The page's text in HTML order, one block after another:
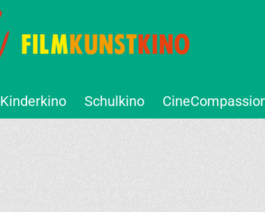
Kinderkino Schulkino